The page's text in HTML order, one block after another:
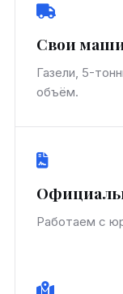
Свои
Газели, 5-
объём.
Работаем с